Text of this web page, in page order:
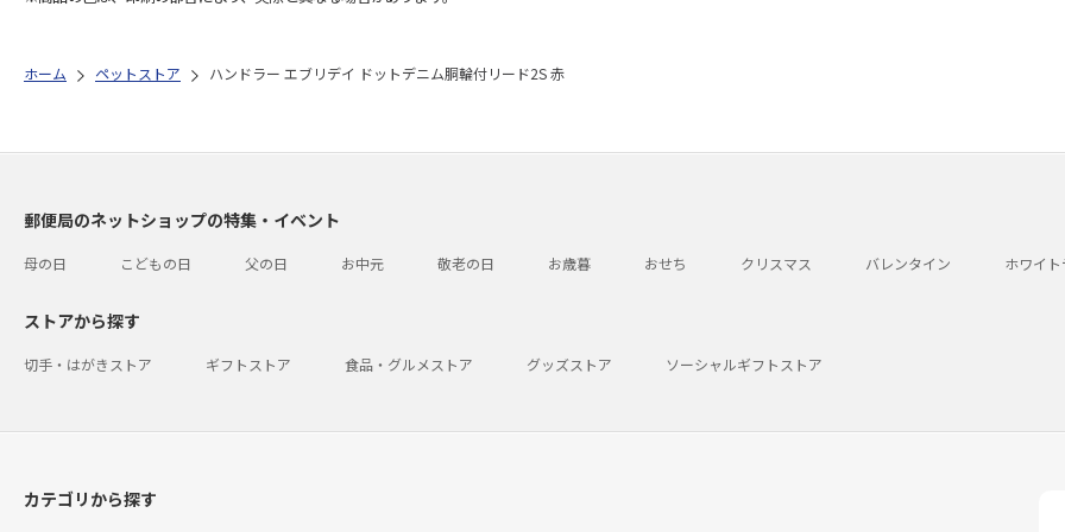
ホーム ペットストア ハンドラー エブリデイ ドットデニム胴輪付リード2S 赤
郵便局のネットショップの特集・イベント
母の日 こどもの日 父の日 お中元 敬老の日 お歳暮 おせち クリスマス バレンタイン ホワイ
ストアから探す
切手・はがきストア ギフトストア 食品・グルメストア グッズストア ソーシャルギフトストア
カテゴリから探す